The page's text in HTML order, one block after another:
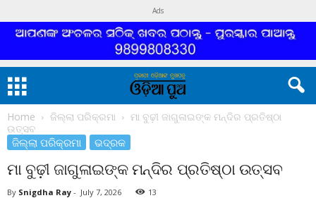
Ads
Home ଜିଲ୍ଲା ପରିକ୍ରମା
ମା ବୁଢ଼ୀ ଜାଗୁଳାଇଙ୍କ ମନ୍ଦିର ପ୍ରତିଷ୍ଠା
ଉତ୍ସବ
ଜିଲ୍ଲା ପରିକ୍ରମା ଭଦ୍ରକ
ମା ବୁଢ଼ୀ ଜାଗୁଳାଇଙ୍କ ମନ୍ଦିର ପ୍ରତିଷ୍ଠା ଉତ୍ସବ
By Snigdha Ray - July 7, 2026 13